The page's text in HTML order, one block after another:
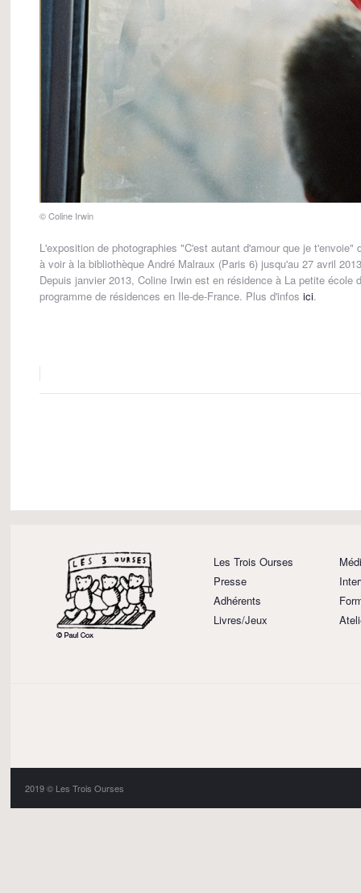
© Coline Irwin
L'exposition de photographies "C'est autant d'amour que je t'envoie"
à voir à la bibliothèque André Malraux (Paris 6) jusqu'au 27 avril
Depuis janvier 2013, Coline Irwin est en résidence à La petite école
programme de résidences en Ile-de-France. Plus d'infos ici.
Les Trois Ourses
Presse
Adhérents
Livres/Jeux
2019 © Les Trois Ourses